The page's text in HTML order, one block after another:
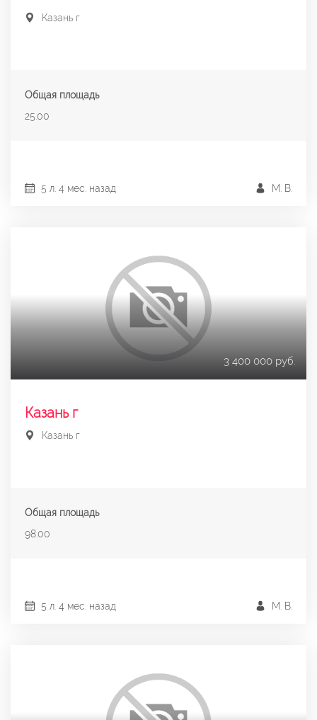
Казань г
Общая площадь
25.00
М. В.
5 л. 4 мес. назад
3 400 000 руб.
Казань г
Казань г
Общая площадь
98.00
М. В.
5 л. 4 мес. назад